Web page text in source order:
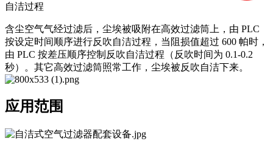
自洁过程
含尘空气气经过滤后，尘埃被吸附在高效过滤筒上，由 PLC
按设定时间顺序进行反吹自洁过程，当阻损值超过 600 帕时，
由 PLC 按差压顺序控制反吹自洁过程（反吹时间为 0.1-0.2
秒）。其它高效过滤筒照常工作，尘埃被反吹自洁下来。
应用范围